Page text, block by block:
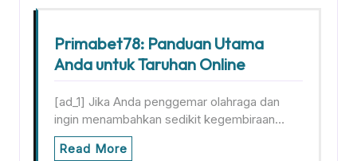
Primabet78: Panduan Utama
Anda untuk Taruhan Online
[ad_1] Jika Anda penggemar olahraga dan
ingin menambahkan sedikit kegembiraan…
Read More